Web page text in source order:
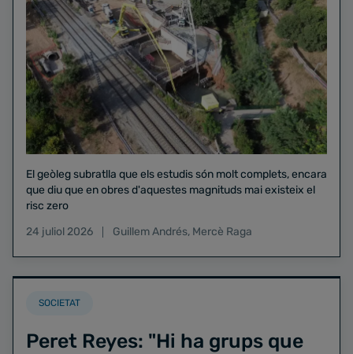
El geòleg subratlla que els estudis són molt complets, encara
que diu que en obres d'aquestes magnituds mai existeix el
risc zero
24 juliol 2026
Guillem Andrés, Mercè Raga
SOCIETAT
Peret Reyes: "Hi ha grups que